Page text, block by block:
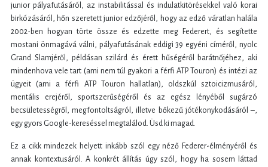
junior pályafutásáról, az instabilitással és indulatkitörésekkel való korai
birkózásáról, hőn szeretett junior edzőjéről, hogy az edző váratlan halála
2002-ben hogyan törte össze és edzette meg Federert, és segítette
mostani önmagává válni, pályafutásának eddigi 39 egyéni címéről, nyolc
Grand Slamjéről, példásan szilárd és érett hűségéről barátnőjéhez, aki
mindenhova vele tart (ami nem túl gyakori a férfi ATP Touron) és intézi az
ügyeit (ami a férfi ATP Touron hallatlan), oldszkúl sztoicizmusáról,
mentális erejéről, sportszerűségéről és az egész lényéből sugárzó
becsületességről, megfontoltságról, illetve bőkezű jótékonykodásáról –,
egy gyors Google-kereséssel megtalálod. Üsd ki magad.
Ez a cikk mindezek helyett inkább szól egy néző Federer-élményéről és
annak kontextusáról. A konkrét állítás úgy szól, hogy ha sosem láttad